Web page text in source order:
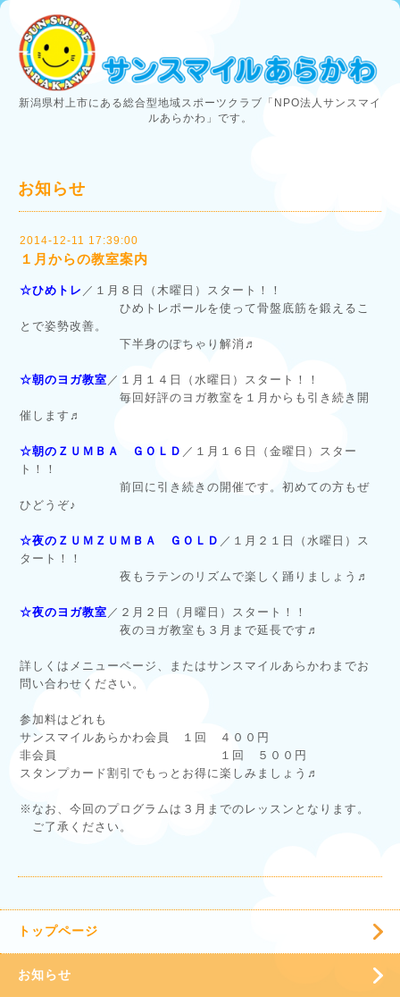
新潟県村上市にある総合型地域スポーツクラブ「NPO法人サンスマイ
ルあらかわ」です。
お知らせ
2014-12-11 17:39:00
１月からの教室案内
☆ひめトレ ／１月８日（木曜日）スタート！！
ひめトレポールを使って骨盤底筋を鍛えるこ
とで姿勢改善。
下半身のぽちゃり解消♬
☆朝のヨガ教室 ／１月１４日（水曜日）スタート！！
毎回好評のヨガ教室を１月からも引き続き開
催します♬
☆朝のＺＵＭＢＡ ＧＯＬＤ ／１月１６日（金曜日）スター
ト！！
前回に引き続きの開催です。初めての方もぜ
ひどうぞ♪
☆夜のＺＵＭＺＵＭＢＡ ＧＯＬＤ ／１月２１日（水曜日）ス
タート！！
夜もラテンのリズムで楽しく踊りましょう♬
☆夜のヨガ教室 ／２月２日（月曜日）スタート！！
夜のヨガ教室も３月まで延長です♬
詳しくはメニューページ、またはサンスマイルあらかわまでお
問い合わせください。
参加料はどれも
サンスマイルあらかわ会員 １回 ４００円
非会員 １回 ５００円
スタンプカード割引でもっとお得に楽しみましょう♬
※なお、今回のプログラムは３月までのレッスンとなります。
ご了承ください。
トップページ
お知らせ